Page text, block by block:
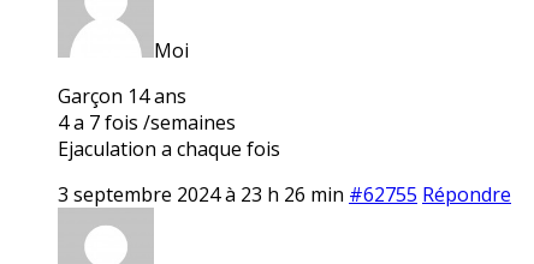
Moi
Garçon 14 ans
4 a 7 fois /semaines
Ejaculation a chaque fois
3 septembre 2024 à 23 h 26 min #62755 Répondre